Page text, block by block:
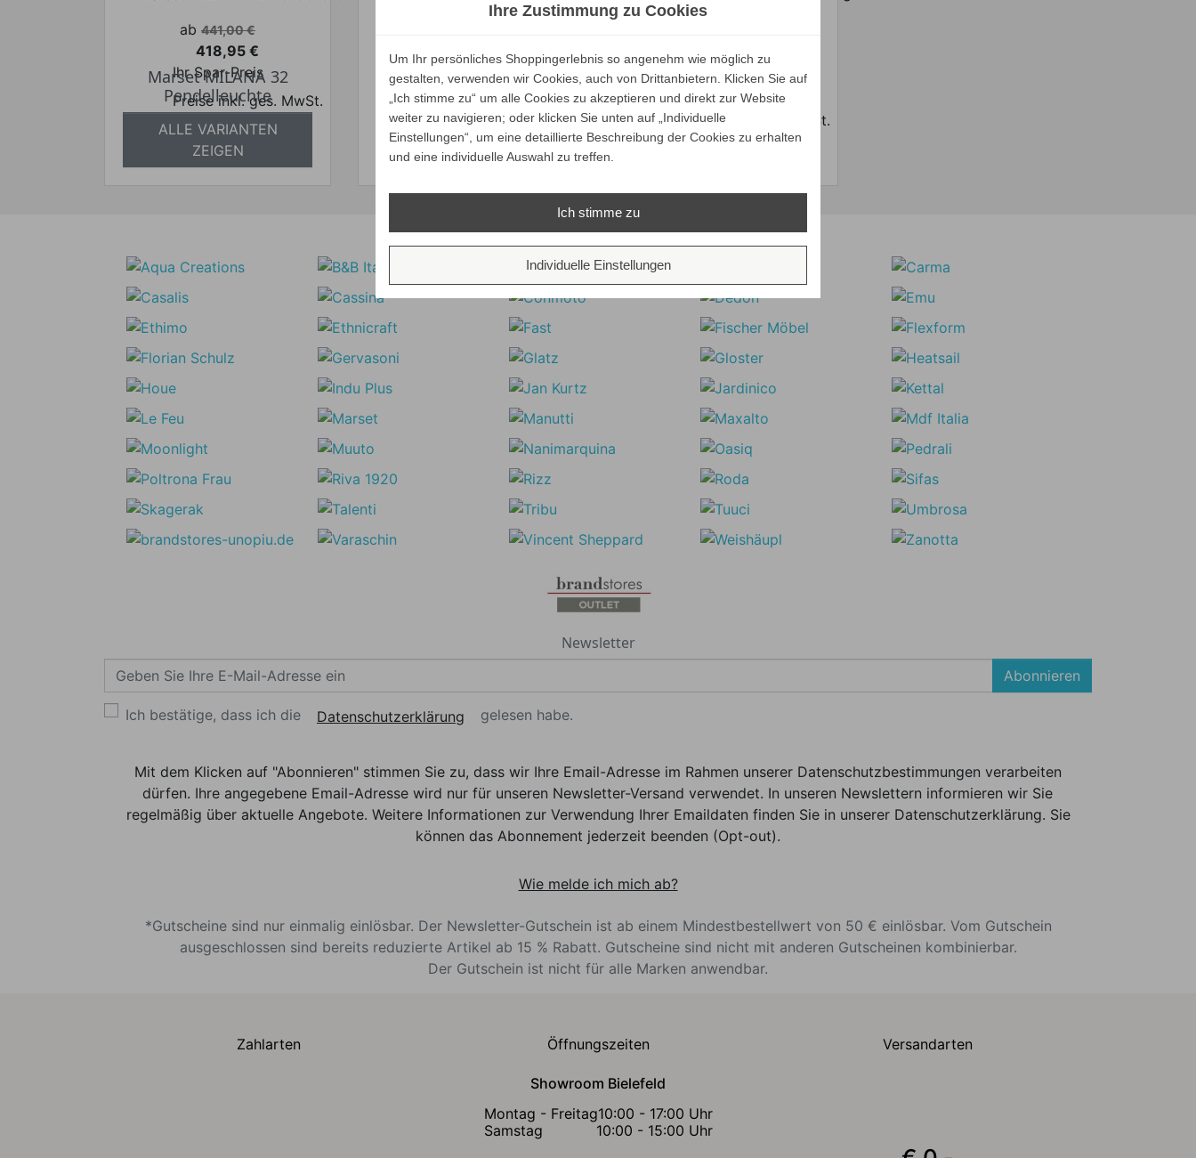
Verkaufspreis
ab 441,00 €
Preis
418,95 €
Ihr Spar-Preis
Preise inkl. ges. MwSt.
absolut versandkostenfrei
Marset MILANA 32
Pendelleuchte
ALLE VARIANTEN
ZEIGEN
Preis
379,05 €
Ihr Spar-Preis
Preise inkl. ges. MwSt.
absolut versandkostenfrei
Marset MILANA 8
Pendelleuchte
ALLE VARIANTEN
ZEIGEN
Preis
498,75 €
Ihr Spar-Preis
Preise inkl. ges. MwSt.
absolut versandkostenfrei
Marset MILANA
Counterweight
Pendelleuchte
ALLE VARIANTEN
Unsere Marken
Newsletter
Abonnieren
Ich bestätige, dass ich die Datenschutzerklärung gelesen habe.
Mit dem Klicken auf "Abonnieren" stimmen Sie zu, dass wir Ihre Email-Adresse im Rahmen unserer Datenschutzbestimmungen verarbeiten
dürfen. Ihre angegebene Email-Adresse wird nur für unseren Newsletter-Versand verwendet. In unseren Newslettern informieren wir Sie
regelmäßig über aktuelle Angebote. Weitere Informationen zur Verwendung Ihrer Emaildaten finden Sie in unserer Datenschutzerklärung. Sie
können das Abonnement jederzeit beenden (Opt-out).
Wie melde ich mich ab?
*Gutscheine sind nur einmalig einlösbar. Der Newsletter-Gutschein ist ab einem Mindestbestellwert von 50 € einlösbar. Vom Gutschein
ausgeschlossen sind bereits reduzierte Artikel ab 15 % Rabatt. Gutscheine sind nicht mit anderen Gutscheinen kombinierbar.
Der Gutschein ist nicht für alle Marken anwendbar.
Zahlarten Öffnungszeiten
Showroom Bielefeld
Montag - Freitag10:00 - 17:00 Uhr
Samstag
10:00 - 15:00 Uhr
Versandarten
Ihre Zustimmung zu Cookies
Um Ihr persönliches Shoppingerlebnis so angenehm wie möglich zu
gestalten, verwenden wir Cookies, auch von Drittanbietern. Klicken Sie auf
„Ich stimme zu“ um alle Cookies zu akzeptieren und direkt zur Website
weiter zu navigieren; oder klicken Sie unten auf „Individuelle
Einstellungen“, um eine detaillierte Beschreibung der Cookies zu erhalten
und eine individuelle Auswahl zu treffen.
Ich stimme zu
Individuelle Einstellungen